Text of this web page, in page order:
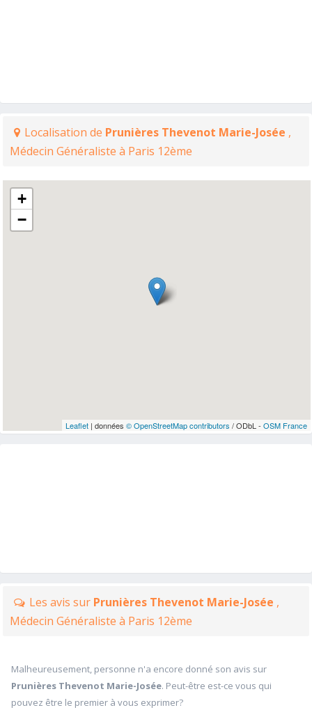
Localisation de Prunières Thevenot Marie-Josée ,
Médecin Généraliste à Paris 12ème
+
−
Leaflet| données © OpenStreetMap contributors / ODbL - OSM France
Les avis sur Prunières Thevenot Marie-Josée ,
Médecin Généraliste à Paris 12ème
Malheureusement, personne n'a encore donné son avis sur
Prunières Thevenot Marie-Josée. Peut-être est-ce vous qui
pouvez être le premier à vous exprimer?